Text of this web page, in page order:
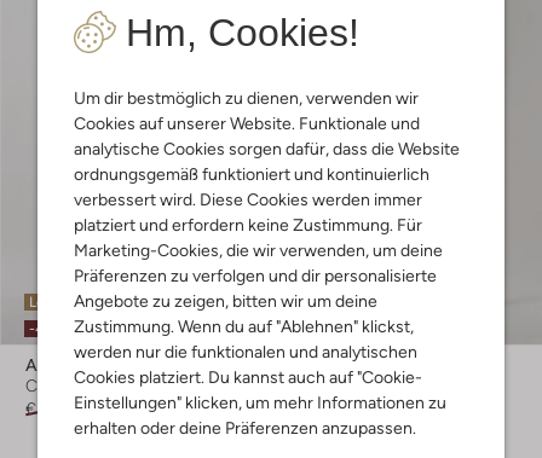
Hm, Cookies!
Um dir bestmöglich zu dienen, verwenden wir
Cookies auf unserer Website. Funktionale und
analytische Cookies sorgen dafür, dass die Website
ordnungsgemäß funktioniert und kontinuierlich
verbessert wird. Diese Cookies werden immer
platziert und erfordern keine Zustimmung. Für
Marketing-Cookies, die wir verwenden, um deine
Präferenzen zu verfolgen und dir personalisierte
Angebote zu zeigen, bitten wir um deine
Zustimmung. Wenn du auf "Ablehnen" klickst,
werden nur die funktionalen und analytischen
Cookies platziert. Du kannst auch auf "Cookie-
Einstellungen" klicken, um mehr Informationen zu
erhalten oder deine Präferenzen anzupassen.
Letzter Artikel
-40%
Alberto
Chino
€ 129,99 € 77,99
-20%
Alberto
Chino
€ 129,99 € 103,99